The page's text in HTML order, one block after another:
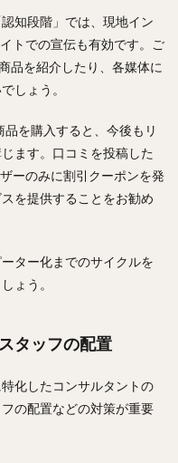
知段階」では、現地イン
トでの宣伝も有効です。ご
品を紹介したり、各媒体に
しょう。
を購入すると、今後もリ
ます。口コミを投稿した
ーのみに割引クーポンを発
を提供することをお勧め
ター化までのサイクルを
ょう。
タッフの配置
化したコンサルタントの
の配置などの対策が重要